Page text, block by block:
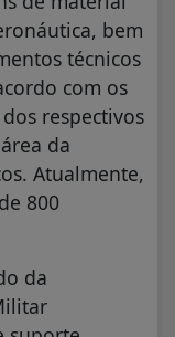
bem
técnicos
com os
respectivos
da
Atualmente,
800
da